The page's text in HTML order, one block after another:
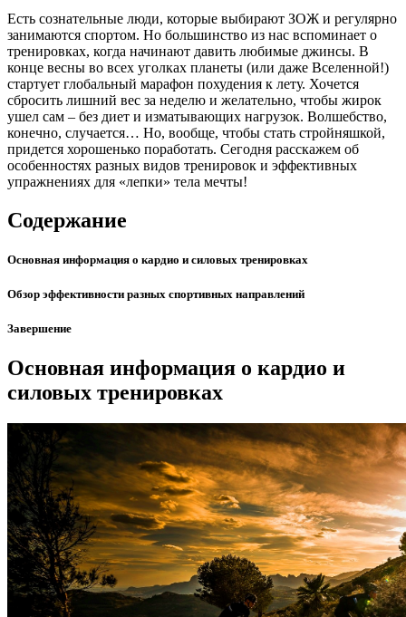
Есть сознательные люди, которые выбирают ЗОЖ и регулярно
занимаются спортом. Но большинство из нас вспоминает о
тренировках, когда начинают давить любимые джинсы. В
конце весны во всех уголках планеты (или даже Вселенной!)
стартует глобальный марафон похудения к лету. Хочется
сбросить лишний вес за неделю и желательно, чтобы жирок
ушел сам – без диет и изматывающих нагрузок. Волшебство,
конечно, случается… Но, вообще, чтобы стать стройняшкой,
придется хорошенько поработать. Сегодня расскажем об
особенностях разных видов тренировок и эффективных
упражнениях для «лепки» тела мечты!
Содержание
Основная информация о кардио и силовых тренировках
Обзор эффективности разных спортивных направлений
Завершение
Основная информация о кардио и
силовых тренировках